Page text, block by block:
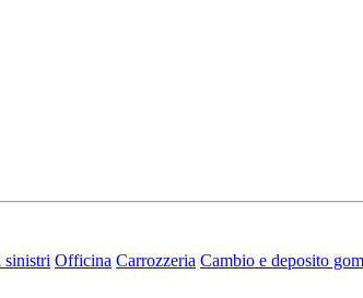
sinistri Officina Carrozzeria Cambio e deposito